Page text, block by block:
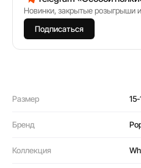
Новинки, закрытые розыгрыши
Подписаться
Размер
Бренд
Коллекция